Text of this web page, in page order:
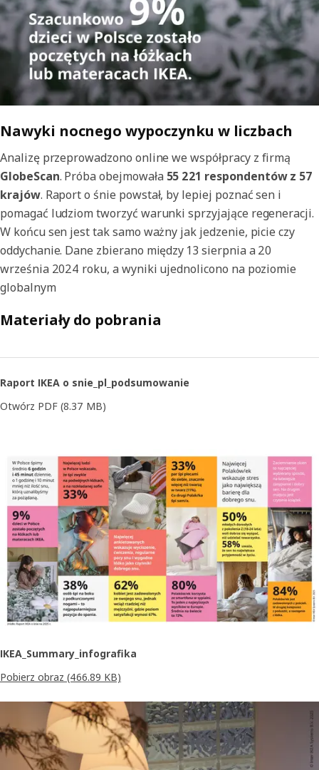
Nawyki nocnego wypoczynku w liczbach
Analizę przeprowadzono online we współpracy z firmą
GlobeScan. Próba obejmowała 55 221 respondentów z 57
krajów. Raport o śnie powstał, by lepiej poznać sen i
pomagać ludziom tworzyć warunki sprzyjające regeneracji.
W końcu sen jest tak samo ważny jak jedzenie, picie czy
oddychanie. Dane zbierano między 13 sierpnia a 20
września 2024 roku, a wyniki ujednolicono na poziomie
globalnym
Materiały do pobrania
Raport IKEA o snie_pl_podsumowanie
Otwórz PDF (8.37 MB)
IKEA_Summary_infografika
Pobierz obraz (466.89 KB)